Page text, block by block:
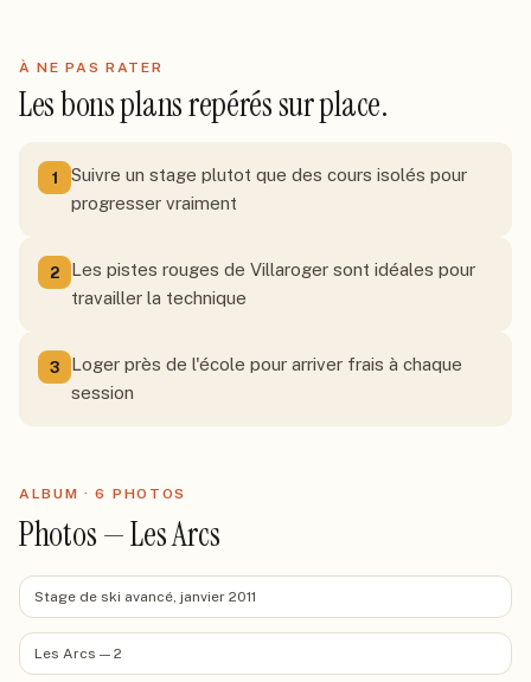
À NE PAS RATER
Les bons plans repérés sur place.
1
Suivre un stage plutot que des cours isolés pour
progresser vraiment
2
Les pistes rouges de Villaroger sont idéales pour
travailler la technique
3
Loger près de l'école pour arriver frais à chaque
session
ALBUM ·6 PHOTOS
Photos — Les Arcs
Stage de ski avancé, janvier 2011
Les Arcs — 2